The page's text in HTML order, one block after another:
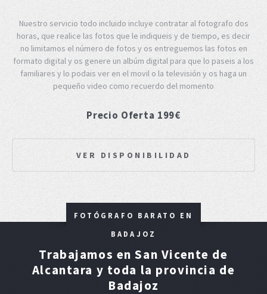
Nuestro servicio todo incluido incluye contratar al fotografo dos
horas, que realice las fotos que le indiqueis y de tiempo, es decir
no limitamos el número de fotos y os entreguemos las fotos en
formato digital y os genere un albúm digital para que lo paseis a los
familiares y lo podais ver en el movil o la televisión y os haga un
pequeño video como recuerdo del momento
Precio Oferta 199€
VER DISPONIBILIDAD
FOTÓGRAFO BARATO EN
BADAJOZ
Trabajamos en San Vicente de
Alcantara y toda la provincia de
Badajoz